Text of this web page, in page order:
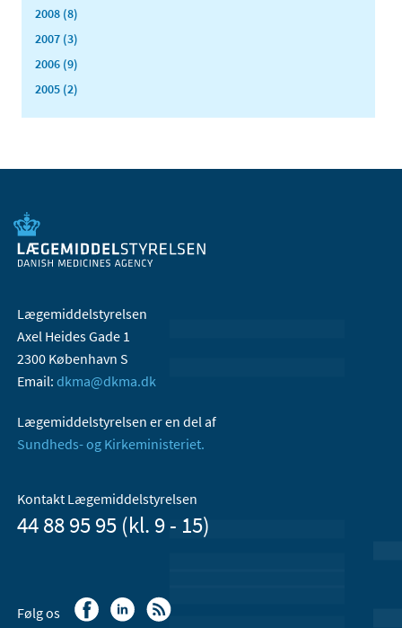
2008 (8)
2007 (3)
2006 (9)
2005 (2)
Lægemiddelstyrelsen
Axel Heides Gade 1
2300 København S
Email: dkma@dkma.dk
Lægemiddelstyrelsen er en del af
Sundheds- og Kirkeministeriet.
Kontakt Lægemiddelstyrelsen
44 88 95 95 (kl. 9 - 15)
Følg os